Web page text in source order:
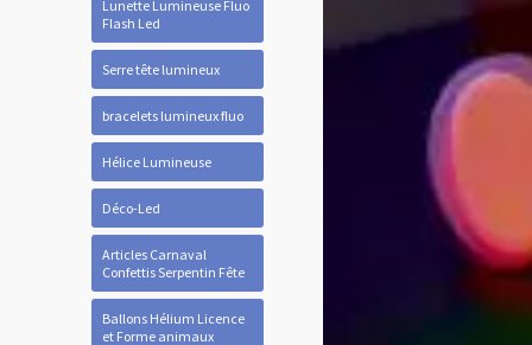
Lunette Lumineuse Fluo
Flash Led
Serre tête lumineux
bracelets lumineux fluo
Hélice Lumineuse
Déco-Led
Articles Carnaval
Confettis Serpentin Fête
Ballons Hélium Licence
et Forme animaux